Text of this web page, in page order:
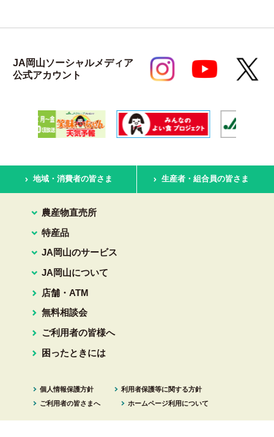
JA岡山ソーシャルメディア
公式アカウント
地域・消費者の皆さま 生産者・組合員の皆さま
農産物直売所
特産品
JA岡山のサービス
JA岡山について
店舗・ATM
無料相談会
ご利用者の皆様へ
困ったときには
個人情報保護方針
利用者保護等に関する方針
ご利用者の皆さまへ
ホームページ利用について